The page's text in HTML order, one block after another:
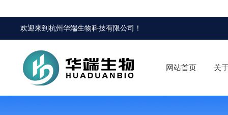
欢迎来到杭州华端生物科技有限公司 ！
网站首页 关